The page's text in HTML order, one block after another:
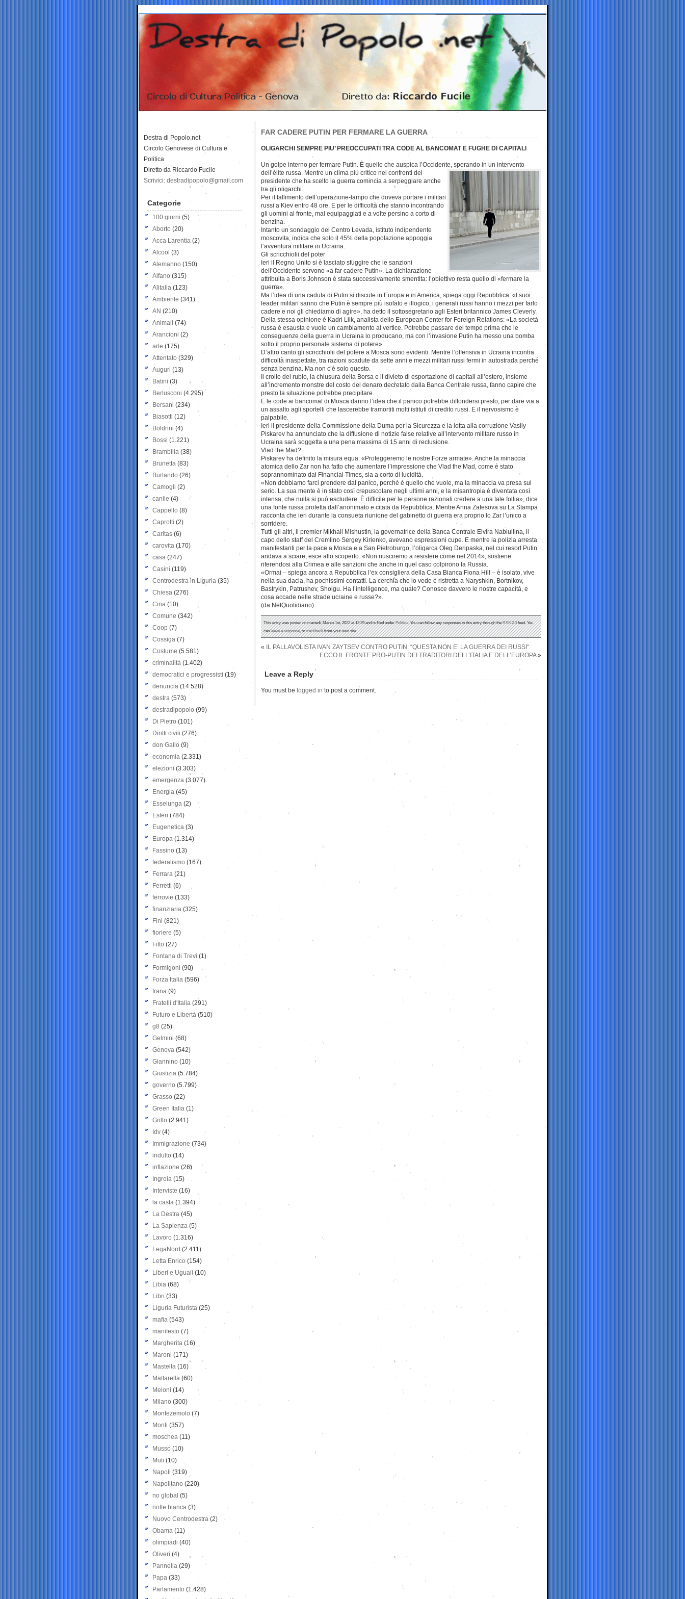
FAR CADERE PUTIN PER FERMARE LA GUERRA
OLIGARCHI SEMPRE PIU’ PREOCCUPATI TRA CODE AL BANCOMAT E FUGHE DI CAPITALI
Un golpe interno per fermare Putin. È quello che auspica l’Occidente, sperando in un intervento
dell’élite russa. Mentre un clima più critico nei confronti del
presidente che ha scelto la guerra comincia a serpeggiare anche
tra gli oligarchi.
Per il fallimento dell’operazione-lampo che doveva portare i militari
russi a Kiev entro 48 ore. E per le difficoltà che stanno incontrando
gli uomini al fronte, mal equipaggiati e a volte persino a corto di
benzina.
Intanto un sondaggio del Centro Levada, istituto indipendente
moscovita, indica che solo il 45% della popolazione appoggia
l’avventura militare in Ucraina.
Gli scricchiolii del poter
Ieri il Regno Unito si è lasciato sfuggire che le sanzioni
dell’Occidente servono «a far cadere Putin». La dichiarazione
attribuita a Boris Johnson è stata successivamente smentita: l’obiettivo resta quello di «fermare la
guerra».
Ma l’idea di una caduta di Putin si discute in Europa e in America, spiega oggi Repubblica: «I suoi
leader militari sanno che Putin è sempre più isolato e illogico, i generali russi hanno i mezzi per farlo
cadere e noi gli chiediamo di agire», ha detto il sottosegretario agli Esteri britannico James Cleverly.
Della stessa opinione è Kadri Liik, analista dello European Center for Foreign Relations: «La società
russa è esausta e vuole un cambiamento al vertice. Potrebbe passare del tempo prima che le
conseguenze della guerra in Ucraina lo producano, ma con l’invasione Putin ha messo una bomba
sotto il proprio personale sistema di potere»
D’altro canto gli scricchiolii del potere a Mosca sono evidenti. Mentre l’offensiva in Ucraina incontra
difficoltà inaspettate, tra razioni scadute da sette anni e mezzi militari russi fermi in autostrada perché
senza benzina. Ma non c’è solo questo.
Il crollo del rublo, la chiusura della Borsa e il divieto di esportazione di capitali all’estero, insieme
all’incremento monstre del costo del denaro decretato dalla Banca Centrale russa, fanno capire che
presto la situazione potrebbe precipitare.
E le code ai bancomat di Mosca danno l’idea che il panico potrebbe diffondersi presto, per dare via a
un assalto agli sportelli che lascerebbe tramortiti molti istituti di credito russi. E il nervosismo è
palpabile.
Ieri il presidente della Commissione della Duma per la Sicurezza e la lotta alla corruzione Vasily
Piskarev ha annunciato che la diffusione di notizie false relative all’intervento militare russo in
Ucraina sarà soggetta a una pena massima di 15 anni di reclusione.
Vlad the Mad?
Piskarev ha definito la misura equa: «Proteggeremo le nostre Forze armate». Anche la minaccia
atomica dello Zar non ha fatto che aumentare l’impressione che Vlad the Mad, come è stato
soprannominato dal Financial Times, sia a corto di lucidità.
«Non dobbiamo farci prendere dal panico, perché è quello che vuole, ma la minaccia va presa sul
serio. La sua mente è in stato così crepuscolare negli ultimi anni, e la misantropia è diventata così
intensa, che nulla si può escludere. È difficile per le persone razionali credere a una tale follia», dice
una fonte russa protetta dall’anonimato e citata da Repubblica. Mentre Anna Zafesova su La Stampa
racconta che ieri durante la consueta riunione del gabinetto di guerra era proprio lo Zar l’unico a
sorridere.
Tutti gli altri, il premier Mikhail Mishustin, la governatrice della Banca Centrale Elvira Nabiullina, il
capo dello staff del Cremlino Sergey Kirienko, avevano espressioni cupe. E mentre la polizia arresta
manifestanti per la pace a Mosca e a San Pietroburgo, l’oligarca Oleg Deripaska, nel cui resort Putin
andava a sciare, esce allo scoperto. «Non riusciremo a resistere come nel 2014», sostiene
riferendosi alla Crimea e alle sanzioni che anche in quel caso colpirono la Russia.
«Ormai – spiega ancora a Repubblica l’ex consigliera della Casa Bianca Fiona Hill – è isolato, vive
nella sua dacia, ha pochissimi contatti. La cerchia che lo vede è ristretta a Naryshkin, Bortnikov,
Bastrykin, Patrushev, Shoigu. Ha l’intelligence, ma quale? Conosce davvero le nostre capacità, e
cosa accade nelle strade ucraine e russe?».
(da NetQuotidiano)
This entry was posted on martedì, Marzo 1st, 2022 at 12:29 and is filed underPolitica. You can follow any responses to this entry through theRSS 2.0feed. You
canleave a response, ortrackbackfrom your own site.
«
IL PALLAVOLISTA IVAN ZAYTSEV CONTRO PUTIN: “QUESTA NON E’ LA GUERRA DEI RUSSI“
ECCO IL FRONTE PRO-PUTIN DEI TRADITORI DELL’ITALIA E DELL’EUROPA»
Leave a Reply
You must be logged in to post a comment.
Destra di Popolo.net
Circolo Genovese di Cultura e
Politica
Diretto da Riccardo Fucile
Scrivici: destradipopolo@gmail.com
Categorie
100 giorni (5)
Aborto (20)
Acca Larentia (2)
Alcool (3)
Alemanno (150)
Alfano (315)
Alitalia (123)
Ambiente (341)
AN (210)
Animali (74)
Arancioni (2)
arte (175)
Attentato (329)
Auguri (13)
Batini (3)
Berlusconi (4.295)
Bersani (234)
Biasotti (12)
Boldrini (4)
Bossi (1.221)
Brambilla (38)
Brunetta (83)
Burlando (26)
Camogli (2)
canile (4)
Cappello (8)
Caprotti (2)
Caritas (6)
carovita (170)
casa (247)
Casini (119)
Centrodestra in Liguria (35)
Chiesa (276)
Cina (10)
Comune (342)
Coop (7)
Cossiga (7)
Costume (5.581)
criminalità (1.402)
democratici e progressisti (19)
denuncia (14.528)
destra (573)
destradipopolo (99)
Di Pietro (101)
Diritti civili (276)
don Gallo (9)
economia (2.331)
elezioni (3.303)
emergenza (3.077)
Energia (45)
Esselunga (2)
Esteri (784)
Eugenetica (3)
Europa (1.314)
Fassino (13)
federalismo (167)
Ferrara (21)
Ferretti (6)
ferrovie (133)
finanziaria (325)
Fini (821)
fioriere (5)
Fitto (27)
Fontana di Trevi (1)
Formigoni (90)
Forza Italia (596)
frana (9)
Fratelli d'Italia (291)
Futuro e Libertà (510)
g8 (25)
Gelmini (68)
Genova (542)
Giannino (10)
Giustizia (5.784)
governo (5.799)
Grasso (22)
Green Italia (1)
Grillo (2.941)
Idv (4)
Immigrazione (734)
indulto (14)
inflazione (26)
Ingroia (15)
Interviste (16)
la casta (1.394)
La Destra (45)
La Sapienza (5)
Lavoro (1.316)
LegaNord (2.411)
Letta Enrico (154)
Liberi e Uguali (10)
Libia (68)
Libri (33)
Liguria Futurista (25)
mafia (543)
manifesto (7)
Margherita (16)
Maroni (171)
Mastella (16)
Mattarella (60)
Meloni (14)
Milano (300)
Montezemolo (7)
Monti (357)
moschea (11)
Musso (10)
Muti (10)
Napoli (319)
Napolitano (220)
no global (5)
notte bianca (3)
Nuovo Centrodestra (2)
Obama (11)
olimpiadi (40)
Oliveri (4)
Pannella (29)
Papa (33)
Parlamento (1.428)